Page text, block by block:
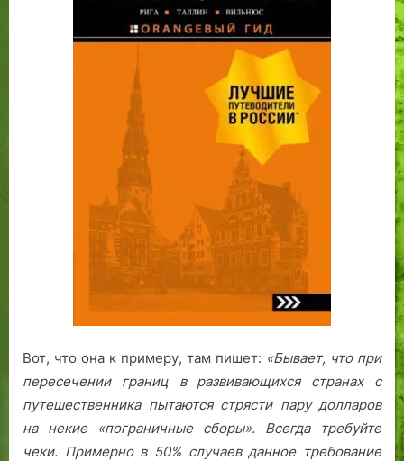
Вот, что она к примеру, там пишет: «Бывает, что при
пересечении границ в развивающихся странах с
путешественника пытаются стрясти пару долларов
на некие «пограничные сборы». Всегда требуйте
чеки. Примерно в 50% случаев данное требование